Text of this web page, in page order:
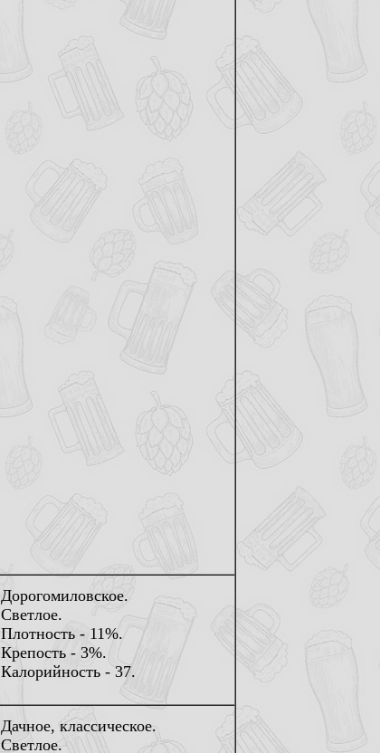
Дорогомиловское.
Светлое.
Плотность - 11%.
Крепость - 3%.
Калорийность - 37.
Дачное, классическое.
Светлое.